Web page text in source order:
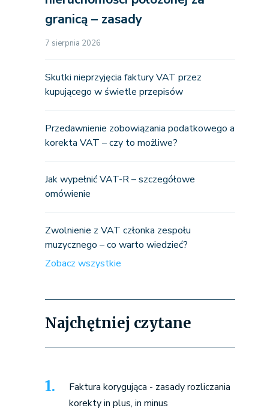
granicą – zasady
7 sierpnia 2026
Skutki nieprzyjęcia faktury VAT przez
kupującego w świetle przepisów
Przedawnienie zobowiązania podatkowego a
korekta VAT – czy to możliwe?
Jak wypełnić VAT-R – szczegółowe
omówienie
Zwolnienie z VAT członka zespołu
muzycznego – co warto wiedzieć?
Zobacz wszystkie
Najchętniej czytane
Faktura korygująca - zasady rozliczania
korekty in plus, in minus